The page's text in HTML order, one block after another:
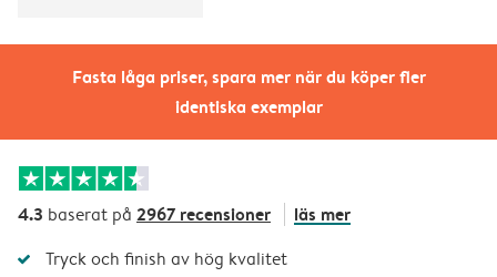
Fasta låga priser, spara mer när du köper fler
identiska exemplar
4.3 baserat på 2967 recensioner läs mer
Tryck och finish av hög kvalitet